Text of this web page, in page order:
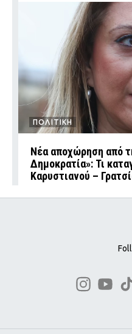
ΠΟΛΙΤΙΚΗ
Νέα αποχώρηση από
Δημοκρατία»: Τι
Καρυστιανού –